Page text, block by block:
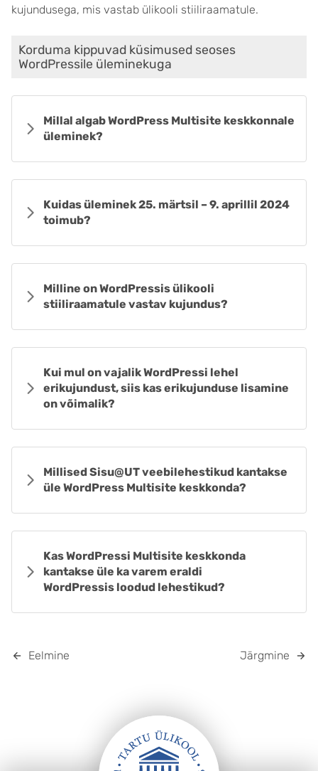
kujundusega, mis vastab ülikooli stiiliraamatule.
Korduma kippuvad küsimused seoses
WordPressile üleminekuga
Millal algab WordPress Multisite keskkonnale
üleminek?
Kuidas üleminek 25. märtsil – 9. aprillil 2024
toimub?
Milline on WordPressis ülikooli
stiiliraamatule vastav kujundus?
Kui mul on vajalik WordPressi lehel
erikujundust, siis kas erikujunduse lisamine
on võimalik?
Millised Sisu@UT veebilehestikud kantakse
üle WordPress Multisite keskkonda?
Kas WordPressi Multisite keskkonda
kantakse üle ka varem eraldi
WordPressis loodud lehestikud?
Eelmine Järgmine